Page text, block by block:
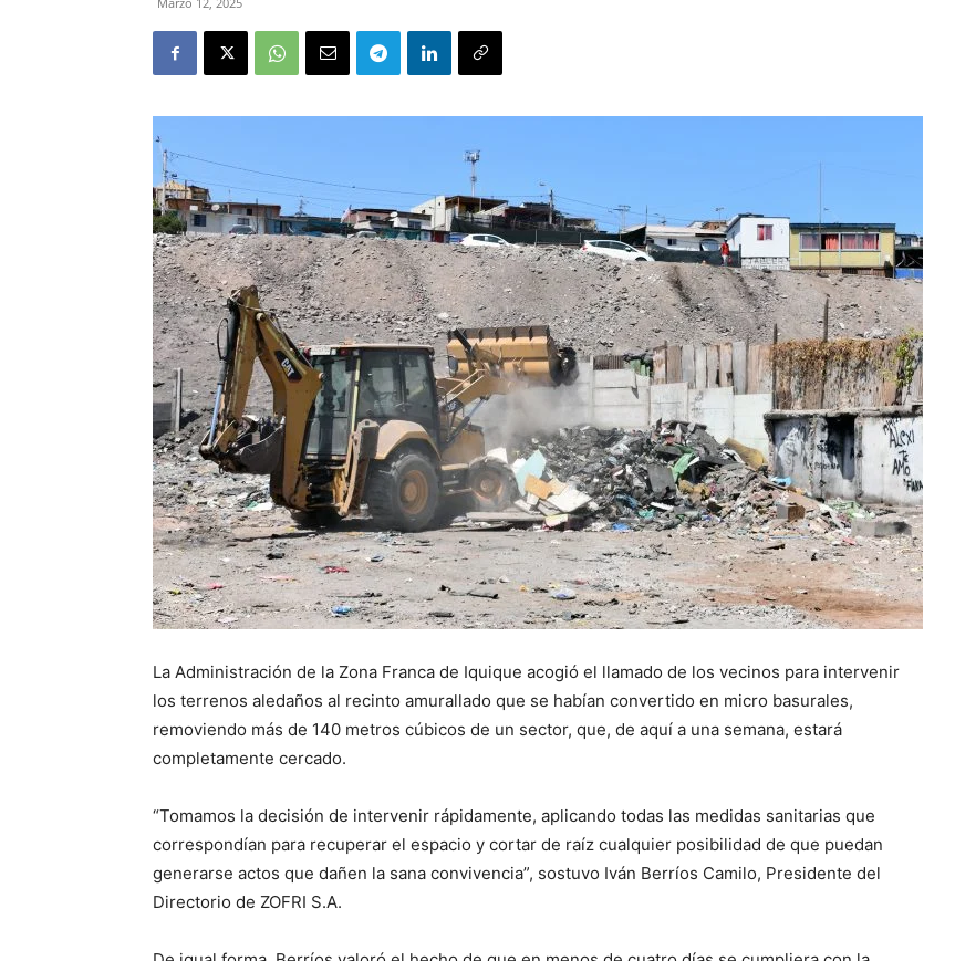
La Administración de la Zona Franca de Iquique acogió el llamado de los vecinos para intervenir
los terrenos aledaños al recinto amurallado que se habían convertido en micro basurales,
removiendo más de 140 metros cúbicos de un sector, que, de aquí a una semana, estará
completamente cercado.
“Tomamos la decisión de intervenir rápidamente, aplicando todas las medidas sanitarias que
correspondían para recuperar el espacio y cortar de raíz cualquier posibilidad de que puedan
generarse actos que dañen la sana convivencia”, sostuvo Iván Berríos Camilo, Presidente del
Directorio de ZOFRI S.A.